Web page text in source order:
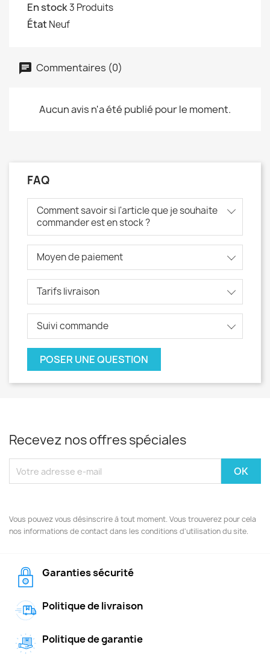
En stock3 Produits
ÉtatNeuf
Commentaires (0)
Aucun avis n'a été publié pour le moment.
FAQ
Comment savoir si l'article que je souhaite
commander est en stock ?
Moyen de paiement
Tarifs livraison
Suivi commande
POSER UNE QUESTION
Recevez nos offres spéciales
Vous pouvez vous désinscrire à tout moment. Vous trouverez pour cela
nos informations de contact dans les conditions d'utilisation du site.
Garanties sécurité
Politique de livraison
Politique de garantie